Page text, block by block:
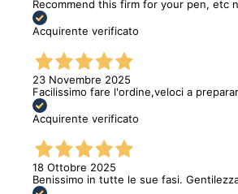
Recommend this firm for your pen, etc
Acquirente verificato
23 Novembre 2025
Facilissimo fare l'ordine,veloci a
Acquirente verificato
18 Ottobre 2025
Benissimo in tutte le sue fasi.